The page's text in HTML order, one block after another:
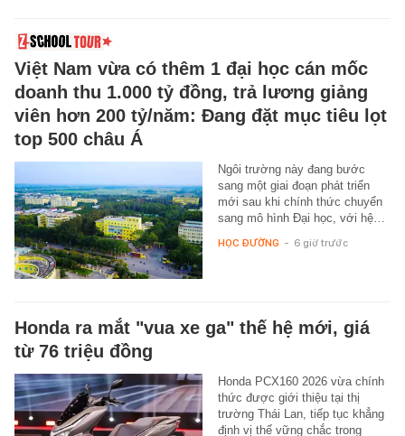
Việt Nam vừa có thêm 1 đại học cán mốc
doanh thu 1.000 tỷ đồng, trả lương giảng
viên hơn 200 tỷ/năm: Đang đặt mục tiêu lọt
top 500 châu Á
Ngôi trường này đang bước
sang một giai đoạn phát triển
mới sau khi chính thức chuyển
sang mô hình Đại học, với hệ…
HỌC ĐƯỜNG - 6 giờ trước
Honda ra mắt "vua xe ga" thế hệ mới, giá
từ 76 triệu đồng
Honda PCX160 2026 vừa chính
thức được giới thiệu tại thị
trường Thái Lan, tiếp tục khẳng
định vị thế vững chắc trong